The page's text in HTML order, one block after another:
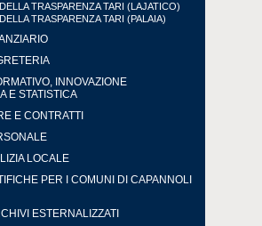
TRASPARENZA TARI (LAJATICO)
TRASPARENZA TARI (PALAIA)
INNOVAZIONE
E STATISTICA
E CONTRATTI
LOCALE
PER I COMUNI DI CAPANNOLI
ESTERNALIZZATI